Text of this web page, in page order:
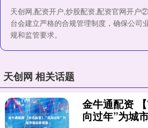
天创网,配资开户,炒股配资,配资官网开户
台会建立严格的合规管理制度，确保公司
规和监管要求。
天创网 相关话题
金牛通配资
向过年”为城